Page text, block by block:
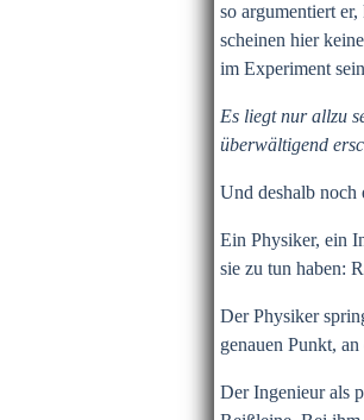
so argumentiert
scheinen hier
im Experiment
Es liegt nur allzu
überwältigend
Und deshalb noch
Ein Physiker, ein
sie zu tun haben:
Der Physiker
genauen Punkt,
Der Ingenieur als